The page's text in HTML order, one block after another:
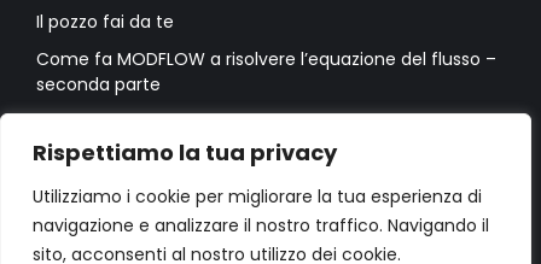
Rispettiamo la tua privacy
Utilizziamo i cookie per migliorare la tua esperienza di
navigazione e analizzare il nostro traffico. Navigando il
sito, acconsenti al nostro utilizzo dei cookie.
Il pozzo fai da te
Come fa MODFLOW a risolvere l’equazione del flusso –
seconda parte
prima parte